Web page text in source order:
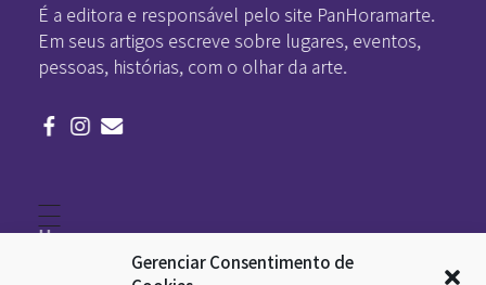
Gerenciar Consentimento de
É a editora e responsável pelo site PanHoramarte.
Em seus artigos escreve sobre lugares, eventos,
pessoas, histórias, com o olhar da arte.
Home